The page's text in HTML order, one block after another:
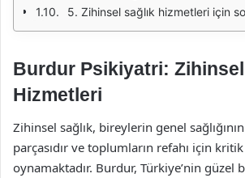
5. Zihinsel sağlık hizmetleri için sosyal güvencem
Burdur Psikiyatri: Zihinsel
Hizmetleri
Zihinsel sağlık, bireylerin genel
parçasıdır ve toplumların refahı için
oynamaktadır. Burdur, Türkiye’nin güzel